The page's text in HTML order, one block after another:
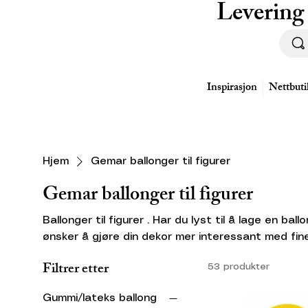
Inspirasjon
Hjem Gemar ballonger til figurer
Gemar ballonger til figurer
Ballonger til figurer . Har du lyst til å lage en
ønsker å gjøre din dekor mer interessant med fine detaljer ?
ballongdyr . Disse kalles ofte for 260 , det betyr at bredden når ballongen er
for å få ønskende figur kan den ikke blåses helt . Avhengig av figuren 10-20 cm
Filtrer etter
Gummi/lateks ballong
53 produkter